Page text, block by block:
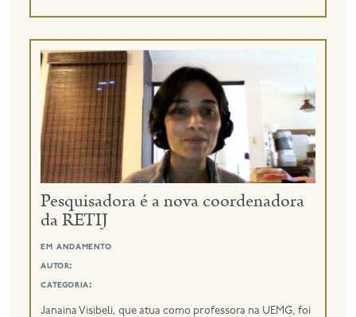
Pesquisadora é a nova coordenadora
da RETIJ
em andamento
autor:
categoria:
Janaina Visibeli, que atua como professora na UEMG, foi